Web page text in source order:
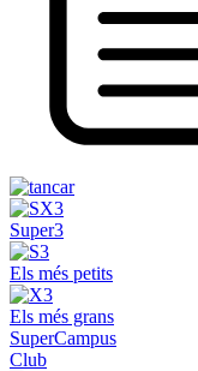
Super3
Els més petits
Els més grans
SuperCampus
Club